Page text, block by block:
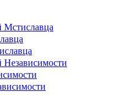
Мстиславца
Независимости